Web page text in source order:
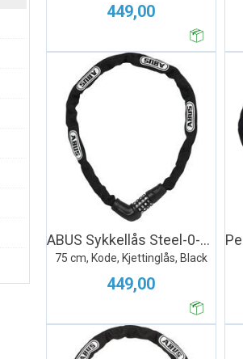
449,00
ABUS Sykkellås Steel-0-Chain 5805
75 cm, Kode, Kjettinglås, Black
449,00